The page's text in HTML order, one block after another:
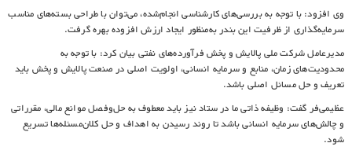
وی افزود: با توجه به بررسی‌های کارشناسی انجام‌شده، می‌توان با طراحی بسته‌های مناسب
سرمایه‌گذاری از ظرفیت این بندر به‌منظور ایجاد ارزش افزوده بهره‌ گرفت.
مدیرعامل شرکت ملی پالایش و پخش فرآورده‌های نفتی بیان کرد: با توجه به
محدودیت‌های زمان، منابع و سرمایه انسانی، اولویت اصلی در صنعت پالایش و پخش باید
تعریف و حل مسائل اصلی باشد.
عظیمی‌فر گفت: وظیفه ذاتی ما در ستاد نیز باید معطوف به حل‌وفصل موانع مالی، مقرراتی
و چالش‌های سرمایه انسانی باشد تا روند رسیدن به اهداف و حل کلان‌مسئله‌ها تسریع
شود.